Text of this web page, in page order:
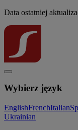
Data ostatniej
Wybierz język
EnglishFrenchItalian
Ukrainian